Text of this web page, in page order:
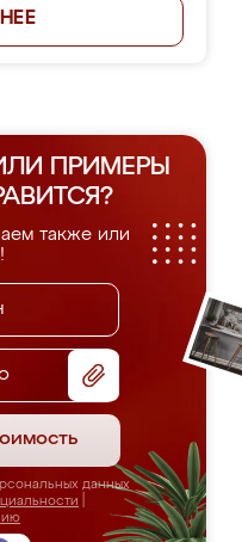
ПРИМЕРЫ
также или
данных